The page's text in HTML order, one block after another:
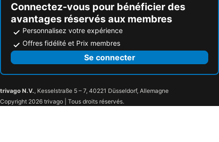
Connectez-vous pour bénéficier des
avantages réservés aux membres
Personnalisez votre expérience
Offres fidélité et Prix membres
Se connecter
trivago N.V., Kesselstraße 5 – 7, 40221 Düsseldorf, Allemagne
Copyright 2026 trivago | Tous droits réservés.